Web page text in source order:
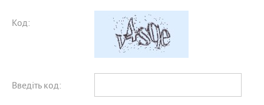
Код:
Введіть код: